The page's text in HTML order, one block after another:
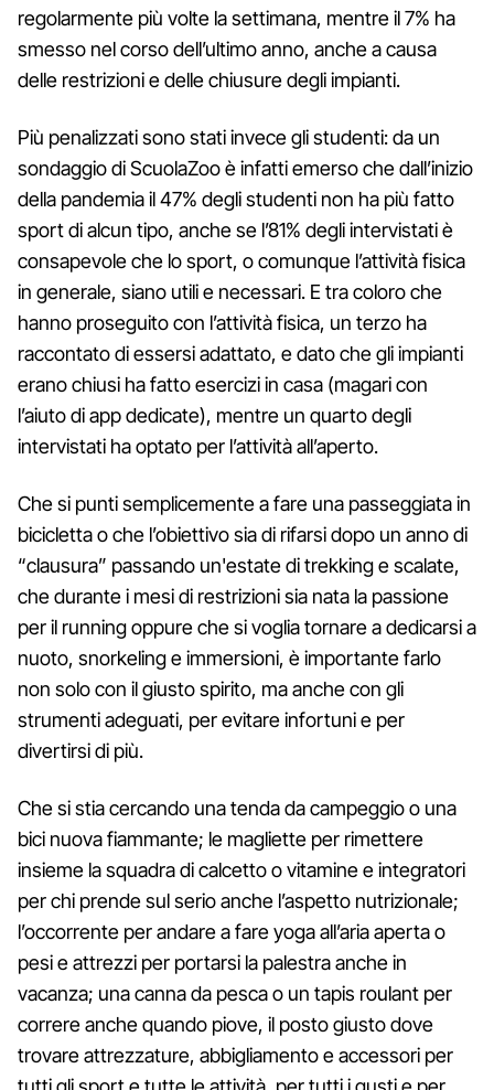
regolarmente più volte la settimana, mentre il 7% ha
smesso nel corso dell’ultimo anno, anche a causa
delle restrizioni e delle chiusure degli impianti.
Più penalizzati sono stati invece gli studenti: da un
sondaggio di ScuolaZoo è infatti emerso che dall’inizio
della pandemia il 47% degli studenti non ha più fatto
sport di alcun tipo, anche se l’81% degli intervistati è
consapevole che lo sport, o comunque l’attività fisica
in generale, siano utili e necessari. E tra coloro che
hanno proseguito con l’attività fisica, un terzo ha
raccontato di essersi adattato, e dato che gli impianti
erano chiusi ha fatto esercizi in casa (magari con
l’aiuto di app dedicate), mentre un quarto degli
intervistati ha optato per l’attività all’aperto.
Che si punti semplicemente a fare una passeggiata in
bicicletta o che l’obiettivo sia di rifarsi dopo un anno di
“clausura” passando un'estate di trekking e scalate,
che durante i mesi di restrizioni sia nata la passione
per il running oppure che si voglia tornare a dedicarsi a
nuoto, snorkeling e immersioni, è importante farlo
non solo con il giusto spirito, ma anche con gli
strumenti adeguati, per evitare infortuni e per
divertirsi di più.
Che si stia cercando una tenda da campeggio o una
bici nuova fiammante; le magliette per rimettere
insieme la squadra di calcetto o vitamine e integratori
per chi prende sul serio anche l’aspetto nutrizionale;
l’occorrente per andare a fare yoga all’aria aperta o
pesi e attrezzi per portarsi la palestra anche in
vacanza; una canna da pesca o un tapis roulant per
correre anche quando piove, il posto giusto dove
trovare attrezzature, abbigliamento e accessori per